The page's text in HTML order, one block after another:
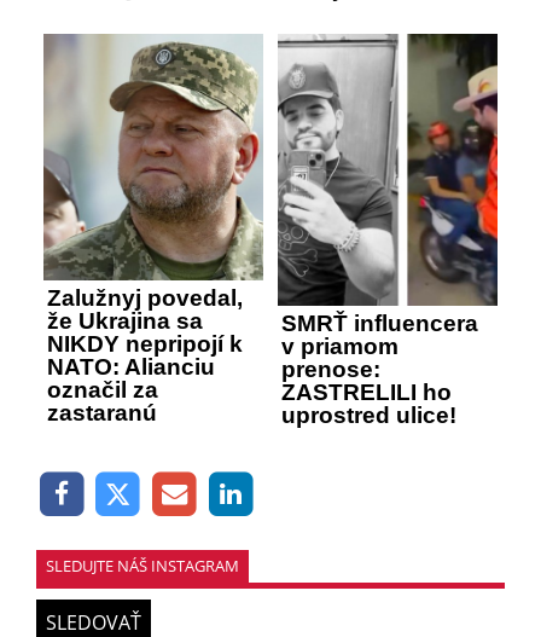
Zalužnyj povedal,
že Ukrajina sa
NIKDY nepripojí k
NATO: Alianciu
označil za
zastaranú
SMRŤ influencera
v priamom
prenose:
ZASTRELILI ho
uprostred ulice!
SLEDUJTE NÁŠ INSTAGRAM
SLEDOVAŤ